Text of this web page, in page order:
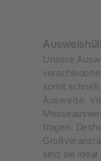
Unsere
somit schnell
Ausweise,
tragen.
sind sie